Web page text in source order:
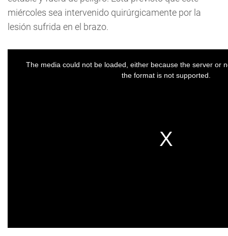
miércoles sea intervenido quirúrgicamente por la
lesión sufrida en el brazo.